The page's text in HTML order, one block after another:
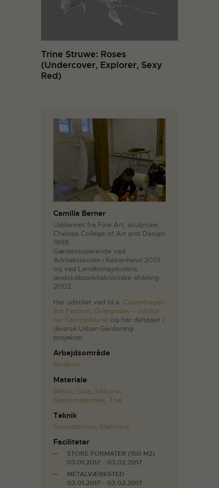
Trine Struwe: Roses
(Undercover, Explorer, Sexy
Red)
Camilla Berner
Uddannet fra Fine Art, sculpture,
Chelsea College of Art and Design
1998.
Gæstestuderende ved
Arkitektskolen i København 2001
og ved Landbohøjskolens
landskabsarkitektoniske afdeling
2002.
Har udstillet ved bl.a. Copenhagen
Art Festival, Overgaden – Institut
for Samtidskunst og har deltaget i
diverse Urban Gardening
projekter.
Arbejdsområde
Skulptur
Materiale
Beton Gips Silikone
Støbematerialer Træ
Teknik
Gipsstøbning, Støbning
Faciliteter
STORE FORMATER (150 M2)
03.01.2017 - 03.02.2017
METALVÆRKSTED
03.01.2017 - 03.02.2017